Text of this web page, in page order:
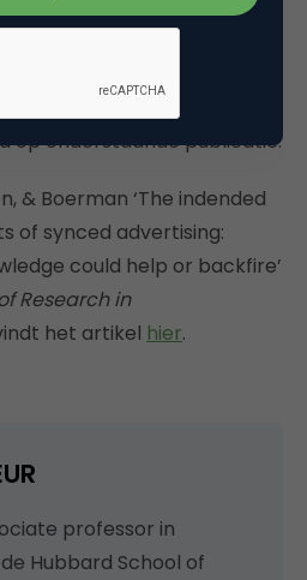
gehouden.
op onderstaande publicatie:
& Boerman ‘The indended
of synced advertising:
could help or backfire’
Research in
het artikel hier.
professor in
Hubbard School of